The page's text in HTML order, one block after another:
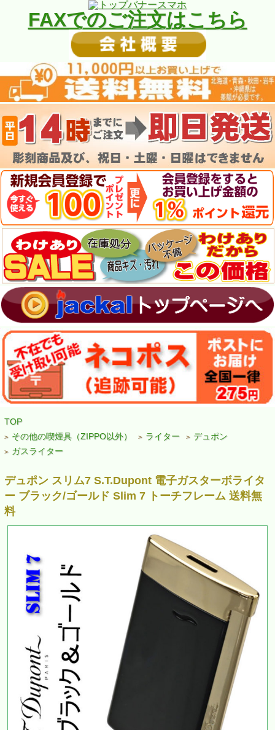
FAXでのご注文はこちら
TOP
> その他の喫煙具（ZIPPO以外） > ライター > デュポン
> ガスライター
デュポン スリム7 S.T.Dupont 電子ガスターボライタ
ー ブラック/ゴールド Slim 7 トーチフレーム 送料無
料